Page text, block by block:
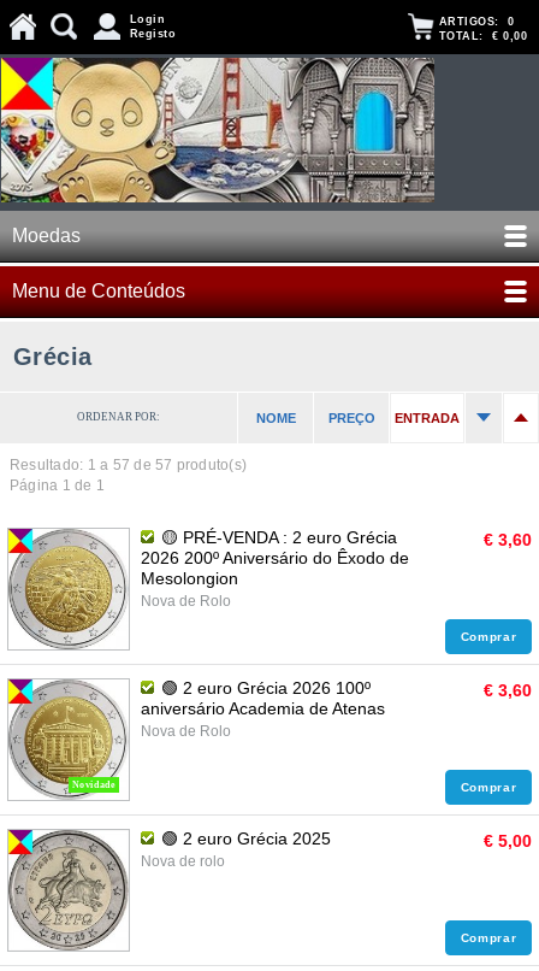
Login
Registo
ARTIGOS: 0
TOTAL: € 0,00
Moedas
Menu de Conteúdos
Grécia
ORDENAR POR: NOME PREÇO ENTRADA
Resultado: 1 a 57 de 57 produto(s)
Página 1 de 1
🟡 PRÉ-VENDA : 2 euro Grécia
2026 200º Aniversário do Êxodo de
Mesolongion
Nova de Rolo
€ 3,60
Comprar
Novidade
🟢 2 euro Grécia 2026 100º
aniversário Academia de Atenas
Nova de Rolo
€ 3,60
Comprar
🟢 2 euro Grécia 2025
Nova de rolo
€ 5,00
Comprar